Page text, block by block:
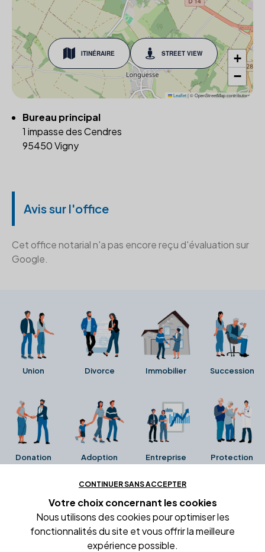
ITINÉRAIRE STREET VIEW
+
−
Leaflet|© OpenStreetMap contributors
Bureau principal
1 impasse des Cendres
95450 Vigny
Avis sur l'office
Cet office notarial n'a pas encore reçu d'évaluation sur
Google.
Union Divorce Immobilier Succession
Donation Adoption Entreprise Protection
Ces avis proviennent directement de la fiche Google
Business de l'office notarial. Ils n'ont ni été collectés ni
été vérifiés par Alexia.fr.
CONTINUER SANS ACCEPTER
Votre choix concernant les cookies
Nous utilisons des cookies pour optimiser les
fonctionnalités du site et vous offrir la meilleure
expérience possible.